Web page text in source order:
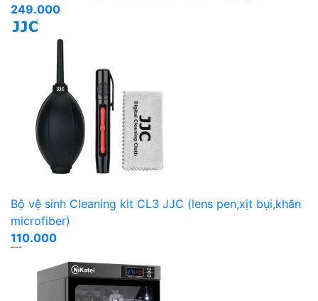
249.000
Bộ vệ sinh Cleaning kit CL3 JJC (lens pen,xịt bụi,khăn
microfiber)
110.000